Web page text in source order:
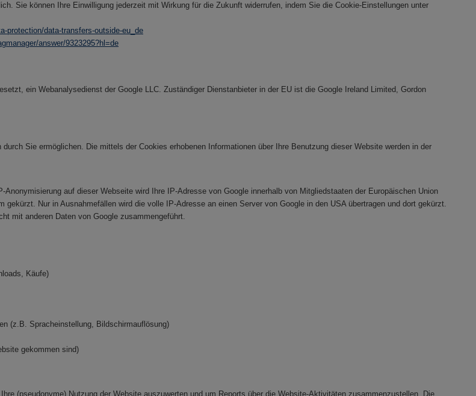
Sie können Ihre Einwilligung jederzeit mit Wirkung für die Zukunft widerrufen, indem Sie die Cookie-Einstellungen unter
protection/data-transfers-outside-eu_de
answer/9323295?hl=de
ein Webanalysedienst der Google LLC. Zuständiger Dienstanbieter in der EU ist die Google Ireland Limited, Gordon
Sie ermöglichen. Die mittels der Cookies erhobenen Informationen über Ihre Benutzung dieser Website werden in der
auf dieser Webseite wird Ihre IP-Adresse von Google innerhalb von Mitgliedstaaten der Europäischen Union
Nur in Ausnahmefällen wird die volle IP-Adresse an einen Server von Google in den USA übertragen und dort gekürzt.
mit anderen Daten von Google zusammengeführt.
Käufe)
(z.B. Spracheinstellung, Bildschirmauflösung)
gekommen sind)
(pseudonyme) Nutzung der Website auszuwerten und um Reports über die Website-Aktivitäten zusammenzustellen. Die